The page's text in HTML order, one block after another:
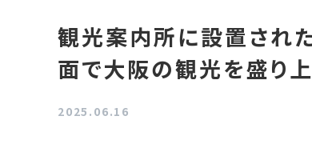
観光案内所に設置され
面で大阪の観光を盛り
2025.06.16